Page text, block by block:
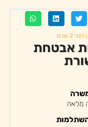
2 שנים
אבטחת
מלאה